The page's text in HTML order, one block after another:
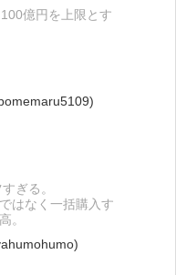
億円を上限とす
ぎる。
はなく一括購入す
。